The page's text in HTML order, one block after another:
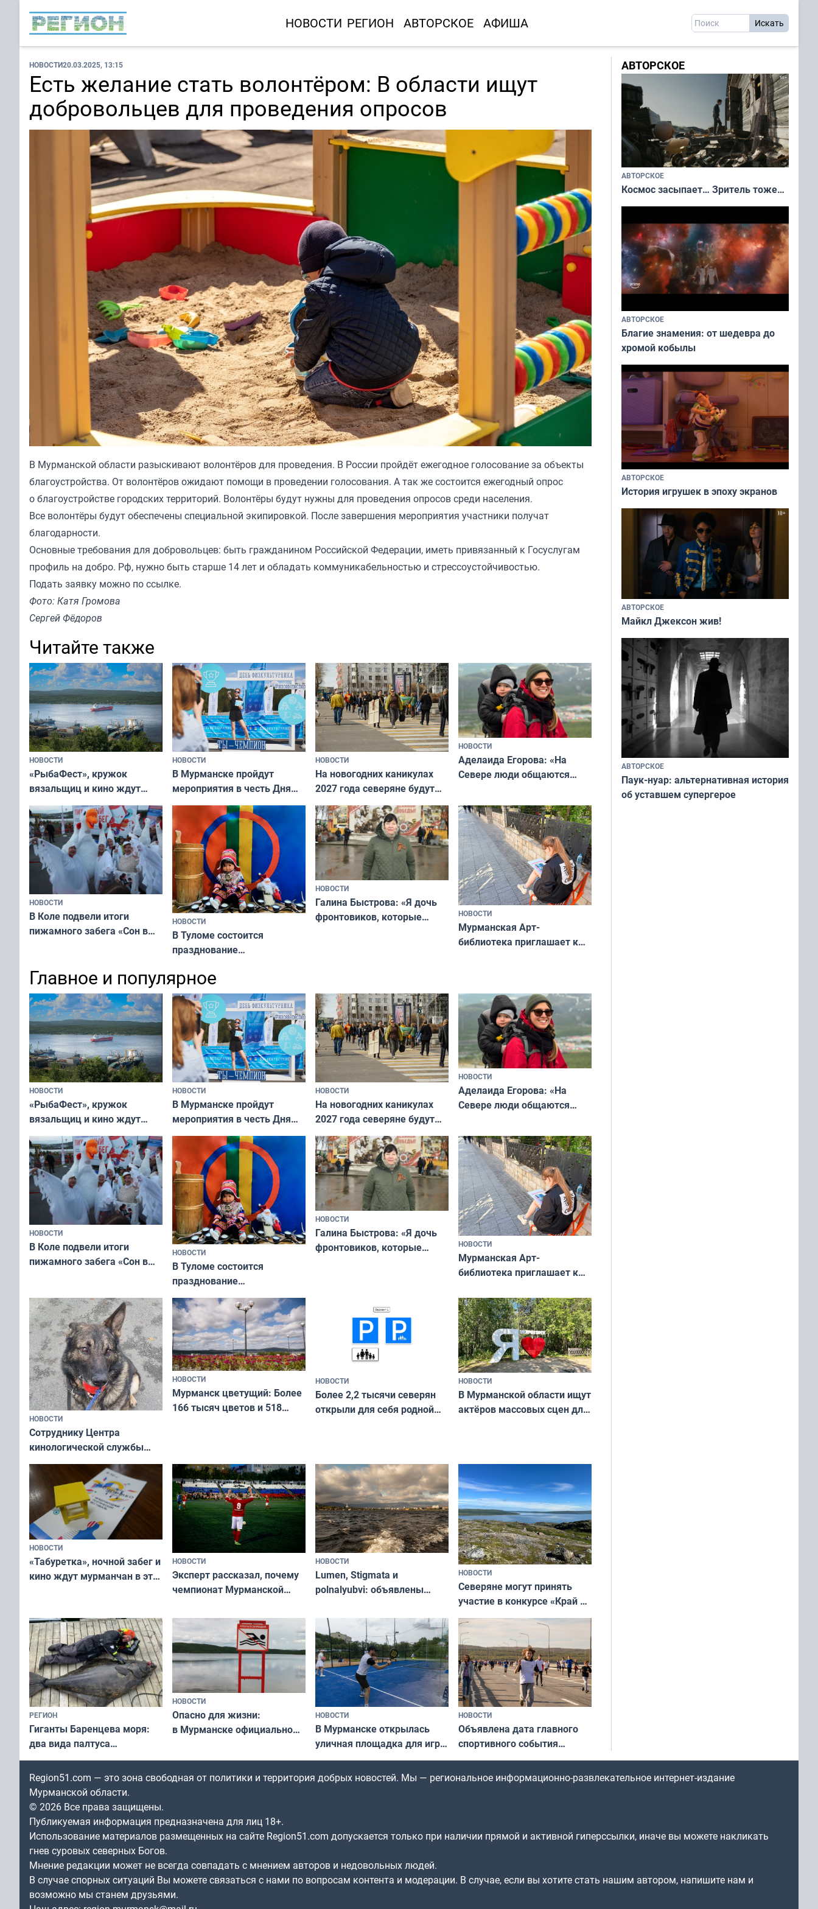
НОВОСТИ РЕГИОН АВТОРСКОЕ АФИША
НОВОСТИ20.03.2025, 13:15
Есть желание стать волонтёром: В области ищут
добровольцев для проведения опросов
В Мурманской области разыскивают волонтёров для проведения. В России пройдёт ежегодное голосование за объекты
благоустройства. От волонтёров ожидают помощи в проведении голосования. А так же состоится ежегодный опрос
о благоустройстве городских территорий. Волонтёры будут нужны для проведения опросов среди населения.
Все волонтёры будут обеспечены специальной экипировкой. После завершения мероприятия участники получат
благодарности.
Основные требования для добровольцев: быть гражданином Российской Федерации, иметь привязанный к Госуслугам
профиль на добро. Рф, нужно быть старше 14 лет и обладать коммуникабельностью и стрессоустойчивостью.
Подать заявку можно по ссылке.
Фото: Катя Громова
Сергей Фёдоров
Читайте также
НОВОСТИ
«РыбаФест», кружок
вязальщиц и кино ждут
мурманчан в эти выходные
НОВОСТИ
В Мурманске пройдут
мероприятия в честь Дня
физкультурника
НОВОСТИ
На новогодних каникулах
2027 года северяне будут
отдыхать 11 дней
НОВОСТИ
Аделаида Егорова: «На
Севере люди общаются
а потому что
ты им интересен»
НОВОСТИ
В Коле подвели итоги
пижамного забега «Сон в
НОВОСТИ
В Туломе состоится
празднование
коренных народов мира
НОВОСТИ
Галина Быстрова: «Я дочь
фронтовиков, которые
НОВОСТИ
Мурманская Арт-
библиотека приглашает к
Главное и популярное
НОВОСТИ
«РыбаФест», кружок
вязальщиц и кино ждут
мурманчан в эти выходные
НОВОСТИ
В Мурманске пройдут
мероприятия в честь Дня
физкультурника
НОВОСТИ
На новогодних каникулах
2027 года северяне будут
отдыхать 11 дней
НОВОСТИ
Аделаида Егорова: «На
Севере люди общаются
а потому что
ты им интересен»
НОВОСТИ
В Коле подвели итоги
пижамного забега «Сон в
НОВОСТИ
В Туломе состоится
празднование
Международного дня
коренных народов мира
НОВОСТИ
Галина Быстрова: «Я дочь
фронтовиков, которые
НОВОСТИ
Мурманская Арт-
библиотека приглашает к
и фотографов
НОВОСТИ
Сотруднику Центра
кинологической службы
ищут новый дом
НОВОСТИ
Мурманск цветущий: Более
166 тысяч цветов и 518
НОВОСТИ
Более 2,2 тысячи северян
открыли для себя родной
НОВОСТИ
В Мурманской области ищут
актёров массовых сцен для
НОВОСТИ
«Табуретка», ночной забег и
кино ждут мурманчан в эти
НОВОСТИ
Эксперт рассказал, почему
чемпионат Мурманской
незамеченным
НОВОСТИ
Lumen, Stigmata и
polnalyubvi: объявлены
«Имандра» в 2026 года
НОВОСТИ
Северяне могут принять
участие в конкурсе «Край у
северной границы: фотогид
по Печенгскому округу»
РЕГИОН
Гиганты Баренцева моря:
два вида палтуса
и их рекордные трофеи
НОВОСТИ
Опасно для жизни:
в Мурманске официально
в городских водоёмах
НОВОСТИ
В Мурманске открылась
уличная площадка для игры
в падел
НОВОСТИ
Объявлена дата главного
спортивного события
Заполярья: как зарождался
фестиваль «Гольфстрим»
АВТОРСКОЕ
АВТОРСКОЕ
Космос засыпает… Зритель тоже…
АВТОРСКОЕ
Благие знамения: от шедевра до
хромой кобылы
АВТОРСКОЕ
История игрушек в эпоху экранов
АВТОРСКОЕ
Майкл Джексон жив!
АВТОРСКОЕ
Паук-нуар: альтернативная история
об уставшем супергерое
Region51.com — это зона свободная от политики и территория добрых новостей. Мы — региональное информационно-развлекательное интернет-издание
Мурманской области.
© 2026 Все права защищены.
Публикуемая информация предназначена для лиц 18+.
Использование материалов размещенных на сайте Region51.com допускается только при наличии прямой и активной гиперссылки, иначе вы можете накликать
гнев суровых северных Богов.
Мнение редакции может не всегда совпадать с мнением авторов и недовольных людей.
В случае спорных ситуаций Вы можете связаться с нами по вопросам контента и модерации. В случае, если вы хотите стать нашим автором, напишите нам и
возможно мы станем друзьями.